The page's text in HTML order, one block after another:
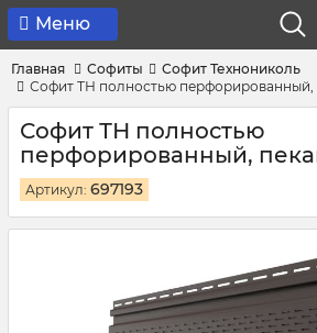
Меню
Главная Софиты
Софит Технониколь
Софит ТН полностью перфорированный,
Софит ТН полностью
перфорированный,
Артикул: 697193